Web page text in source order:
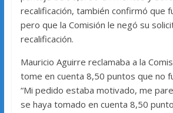
recalificación, también confirmó que
pero que la Comisión le negó su
recalificación.
Mauricio Aguirre reclamaba a la
tome en cuenta 8,50 puntos que no
“Mi pedido estaba motivado, me
se haya tomado en cuenta 8,50